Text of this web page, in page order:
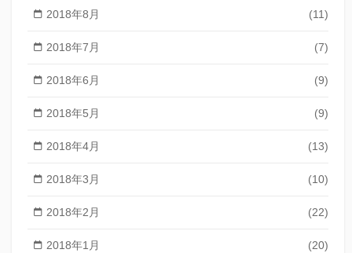
2018年8月 (11)
2018年7月 (7)
2018年6月 (9)
2018年5月 (9)
2018年4月 (13)
2018年3月 (10)
2018年2月 (22)
2018年1月 (20)